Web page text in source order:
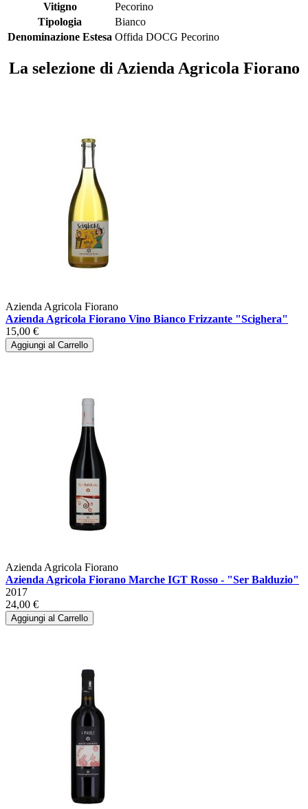
Vitigno
Pecorino
Tipologia
Bianco
Denominazione Estesa Offida DOCG Pecorino
La selezione di Azienda Agricola Fiorano
Azienda Agricola Fiorano
Azienda Agricola Fiorano Vino Bianco Frizzante "Scighera"
15,00 €
Aggiungi al Carrello
Azienda Agricola Fiorano
Azienda Agricola Fiorano Marche IGT Rosso - "Ser Balduzio"
2017
24,00 €
Aggiungi al Carrello